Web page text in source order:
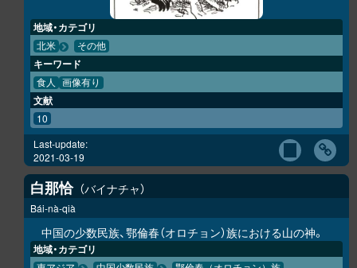
地域・カテゴリ
北米 その他
キーワード
食人 画像有り
文献
10
Last-update:
2021-03-19
白那恰 バイナチャ
Bái-nà-qià
中国の少数民族、鄂倫春（オロチョン）族における山の神。
地域・カテゴリ